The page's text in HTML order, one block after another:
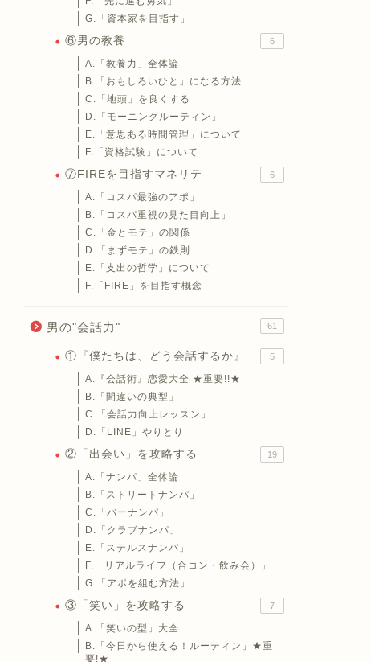
G.「資本家を目指す」
⑥男の教養 6
A.「教養力」全体論
B.「おもしろいひと」になる方法
C.「地頭」を良くする
D.「モーニングルーティン」
E.「意思ある時間管理」について
F.「資格試験」について
⑦FIREを目指すマネリテ 6
A.「コスパ最強のアポ」
B.「コスパ重視の見た目向上」
C.「金とモテ」の関係
D.「まずモテ」の鉄則
E.「支出の哲学」について
F.「FIRE」を目指す概念
男の"会話力" 61
①『僕たちは、どう会話するか』 5
A.『会話術』恋愛大全 ★重要!!★
B.「間違いの典型」
C.「会話力向上レッスン」
D.「LINE」やりとり
②「出会い」を攻略する 19
A.「ナンパ」全体論
B.「ストリートナンパ」
C.「バーナンパ」
D.「クラブナンパ」
E.「ステルスナンパ」
F.「リアルライフ（合コン・飲み会）」
G.「アポを組む方法」
③「笑い」を攻略する 7
A.「笑いの型」大全
B.「今日から使える！ルーティン」★重
要!★